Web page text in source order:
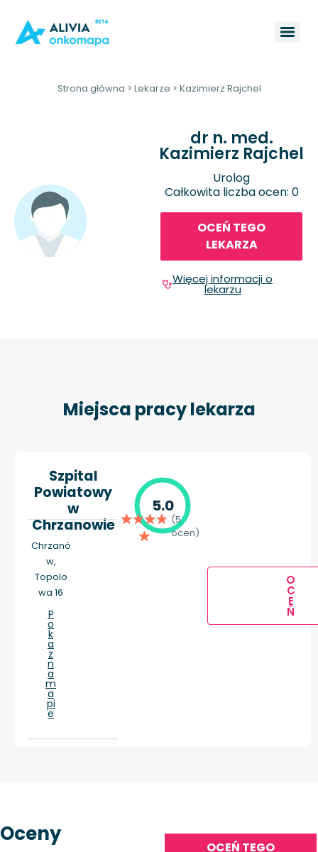
Strona główna > Lekarze > Kazimierz Rajchel
dr n. med.
Kazimierz Rajchel
Urolog
Całkowita liczba ocen: 0
OCEŃ TEGO
LEKARZA
Więcej informacji o
lekarzu
Miejsca pracy lekarza
Szpital
Powiatowy
w
Chrzanowie
Chrzanó
w,
Topolo
wa 16
P
o
k
a
ż
n
a
m
a
pi
e
5.0
(5
ocen)
O
C
E
Ń
Oceny
OCEŃ TEGO